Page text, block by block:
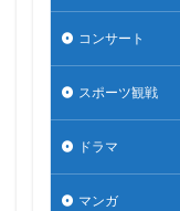
コンサート
スポーツ観戦
ドラマ
マンガ